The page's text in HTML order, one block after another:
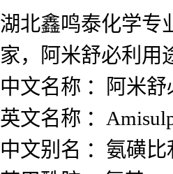
湖北鑫鸣泰化学专
家，阿米舒必利用
中文名称 ：阿米舒
英文名称 ：
中文别名 ：氨磺